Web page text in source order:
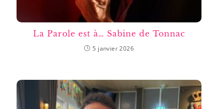
La Parole est à… Sabine de Tonnac
5 janvier 2026